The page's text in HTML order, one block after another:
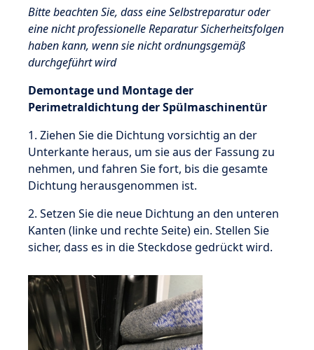
Bitte beachten Sie, dass eine Selbstreparatur oder
eine nicht professionelle Reparatur Sicherheitsfolgen
haben kann, wenn sie nicht ordnungsgemäß
durchgeführt wird
Demontage und Montage der
Perimetraldichtung der Spülmaschinentür
1. Ziehen Sie die Dichtung vorsichtig an der
Unterkante heraus, um sie aus der Fassung zu
nehmen, und fahren Sie fort, bis die gesamte
Dichtung herausgenommen ist.
2. Setzen Sie die neue Dichtung an den unteren
Kanten (linke und rechte Seite) ein. Stellen Sie
sicher, dass es in die Steckdose gedrückt wird.